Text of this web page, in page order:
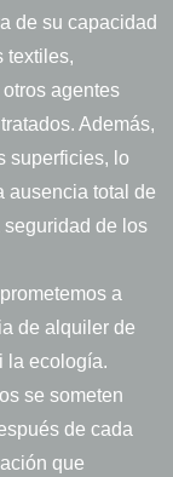
de su capacidad
textiles,
agentes
Además,
superficies, lo
ausencia total de
de los
a
de alquiler de
la ecología.
se someten
de cada
que